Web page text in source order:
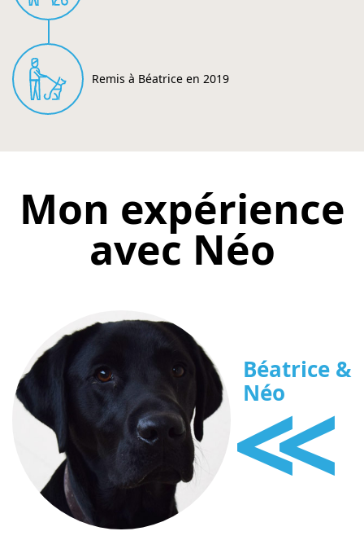
Remis à Béatrice en 2019
Mon expérience
avec Néo
Béatrice &
Néo
<<